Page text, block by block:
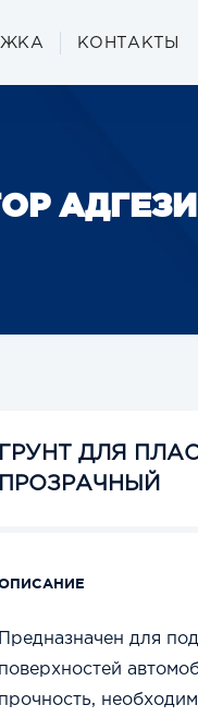
КОНТАКТЫ
ГРУНТ ДЛЯ
ПРОЗРАЧНЫЙ
Предназначен для
поверхностей
прочность,